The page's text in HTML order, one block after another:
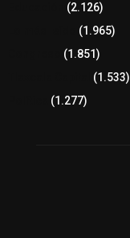
(2.126)
(1.965)
(1.851)
(1.533)
(1.277)